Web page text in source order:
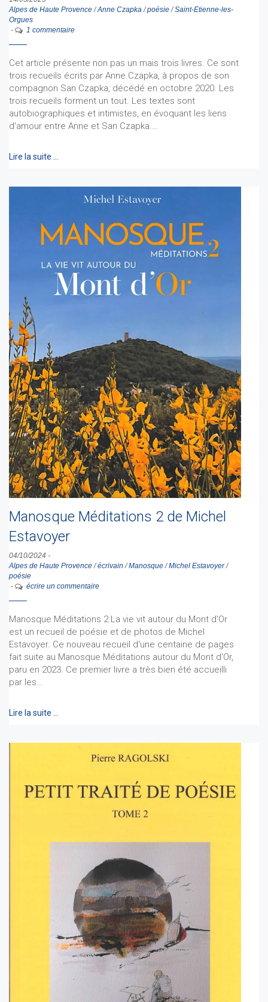
Alpes de Haute Provence/Anne Czapka/poésie/Saint-Etienne-les-
Orgues
-
1 commentaire
Cet article présente non pas un mais trois livres. Ce sont
trois recueils écrits par Anne Czapka, à propos de son
compagnon San Czapka, décédé en octobre 2020. Les
trois recueils forment un tout. Les textes sont
autobiographiques et intimistes, en évoquant les liens
d'amour entre Anne et San Czapka.…
Lire la suite …
Manosque Méditations 2 de Michel
Estavoyer
04/10/2024 -
Alpes de Haute Provence/écrivain /Manosque/Michel Estavoyer/
poésie
-
écrire un commentaire
Manosque Méditations 2 La vie vit autour du Mont d'Or
est un recueil de poésie et de photos de Michel
Estavoyer. Ce nouveau recueil d'une centaine de pages
fait suite au Manosque Méditations autour du Mont d'Or,
paru en 2023. Ce premier livre a très bien été accueilli
par les…
Lire la suite …